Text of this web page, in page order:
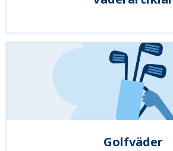
Golfväder